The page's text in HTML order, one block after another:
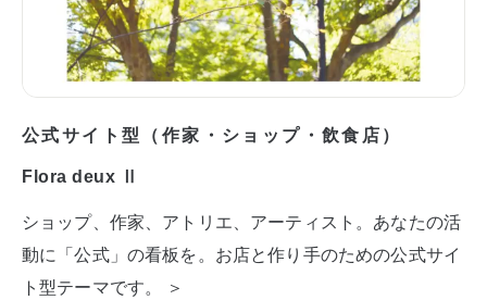
公式サイト型（作家・ショップ・飲食店）
Flora deux Ⅱ
ショップ、作家、アトリエ、アーティスト。あなたの活
動に「公式」の看板を。お店と作り手のための公式サイ
ト型テーマです。 ＞